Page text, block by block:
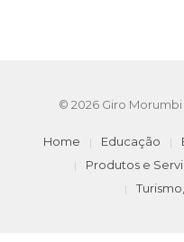
© 2026 Giro
Home Educação
Produtos e